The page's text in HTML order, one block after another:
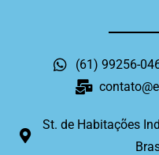
(61) 99256-
St. de Habitações